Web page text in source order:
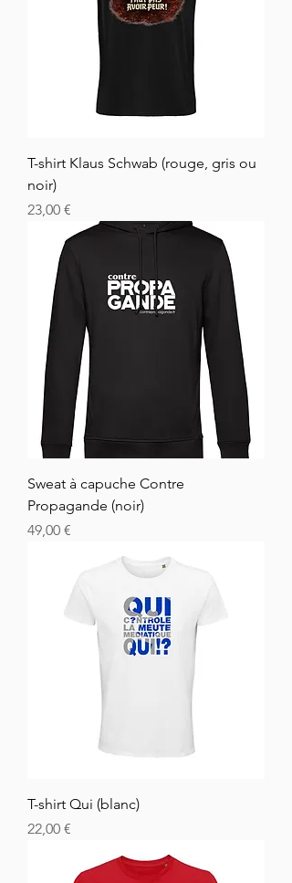
T-shirt Klaus Schwab (rouge, gris ou
noir)
Cena
23,00 €
Sweat à capuche Contre
Propagande (noir)
Cena
49,00 €
T-shirt Qui (blanc)
Cena
22,00 €